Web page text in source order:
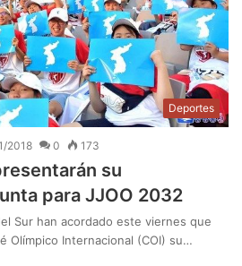
Deportes
2018 0 173
su
para JJOO 2032
Sur han acordado este viernes que
Olímpico Internacional (COI) su…